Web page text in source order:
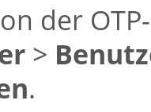
der
>
.